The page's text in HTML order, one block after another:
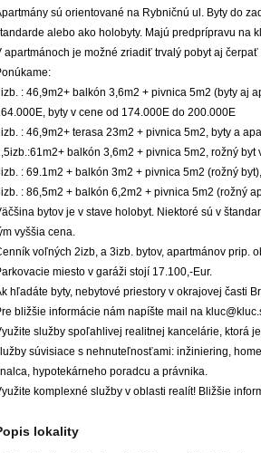
sú orientované na Rybničnú ul. Byty do
alebo ako holobyty. Majú predprípravu na
apartmánoch je možné zriadiť trvalý pobyt aj čerpať
: 46,9m2+ balkón 3,6m2 + pivnica 5m2 (byty aj
byty v cene od 174.000E do 200.000E
: 46,9m2+ terasa 23m2 + pivnica 5m2, byty a
balkón 3,6m2 + pivnica 5m2, rožný byt
: 69.1m2 + balkón 3m2 + pivnica 5m2 (rožný
: 86,5m2 + balkón 6,2m2 + pivnica 5m2 (rožný
bytov je v stave holobyt. Niektoré sú v
vyššia cena.
voľných 2izb, a 3izb. bytov, apartmánov prip.
miesto v garáži stojí 17.100,-Eur.
hľadáte byty, nebytové priestory v okrajovej časti
bližšie informácie nám napíšte mail na
služby spoľahlivej realitnej kancelárie, ktorá
súvisiace s nehnuteľnosťami: inžiniering,
hypotekárneho poradcu a právnika.
komplexné služby v oblasti realít! Bližšie
lokality